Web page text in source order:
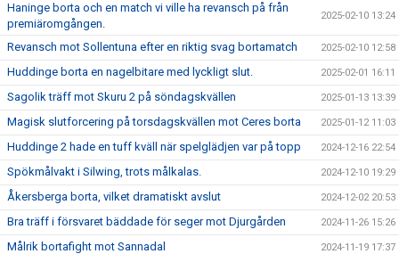
Haninge borta och en match vi ville ha revansch på från
premiäromgången.
2025-02-10 13:24
Revansch mot Sollentuna efter en riktig svag bortamatch 2025-02-10 12:58
Huddinge borta en nagelbitare med lyckligt slut. 2025-02-01 16:11
Sagolik träff mot Skuru 2 på söndagskvällen 2025-01-13 13:39
Magisk slutforcering på torsdagskvällen mot Ceres borta 2025-01-12 11:03
Huddinge 2 hade en tuff kväll när spelglädjen var på topp 2024-12-16 22:54
Spökmålvakt i Silwing, trots målkalas. 2024-12-10 19:29
Åkersberga borta, vilket dramatiskt avslut 2024-12-02 20:53
Bra träff i försvaret bäddade för seger mot Djurgården 2024-11-26 15:26
Målrik bortafight mot Sannadal 2024-11-19 17:37